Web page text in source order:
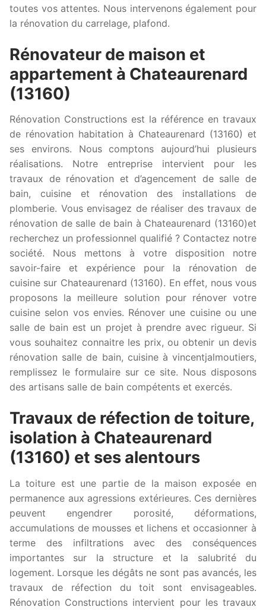
toutes vos attentes. Nous intervenons également pour
la rénovation du carrelage, plafond.
Rénovateur de maison et
appartement à Chateaurenard
(13160)
Rénovation Constructions est la référence en travaux
de rénovation habitation à Chateaurenard (13160) et
ses environs. Nous comptons aujourd’hui plusieurs
réalisations. Notre entreprise intervient pour les
travaux de rénovation et d’agencement de salle de
bain, cuisine et rénovation des installations de
plomberie. Vous envisagez de réaliser des travaux de
rénovation de salle de bain à Chateaurenard (13160)et
recherchez un professionnel qualifié ? Contactez notre
société. Nous mettons à votre disposition notre
savoir-faire et expérience pour la rénovation de
cuisine sur Chateaurenard (13160). En effet, nous vous
proposons la meilleure solution pour rénover votre
cuisine selon vos envies. Rénover une cuisine ou une
salle de bain est un projet à prendre avec rigueur. Si
vous souhaitez connaitre les prix, ou obtenir un devis
rénovation salle de bain, cuisine à vincentjalmoutiers,
remplissez le formulaire sur ce site. Nous disposons
des artisans salle de bain compétents et exercés.
Travaux de réfection de toiture,
isolation à Chateaurenard
(13160) et ses alentours
La toiture est une partie de la maison exposée en
permanence aux agressions extérieures. Ces dernières
peuvent engendrer porosité, déformations,
accumulations de mousses et lichens et occasionner à
terme des infiltrations avec des conséquences
importantes sur la structure et la salubrité du
logement. Lorsque les dégâts ne sont pas avancés, les
travaux de réfection du toit sont envisageables.
Rénovation Constructions intervient pour les travaux